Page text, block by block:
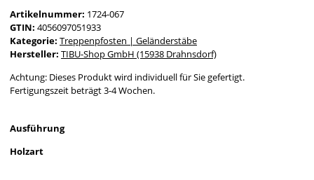
Artikelnummer: 1724-067
GTIN: 4056097051933
Kategorie: Treppenpfosten | Geländerstäbe
Hersteller: TIBU-Shop GmbH (15938 Drahnsdorf)
Achtung: Dieses Produkt wird individuell für Sie gefertigt.
Fertigungszeit beträgt 3-4 Wochen.
Ausführung
Holzart